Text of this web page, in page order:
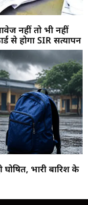
नहीं तो भी नहीं
से होगा SIR सत्यापन
भारी बारिश के